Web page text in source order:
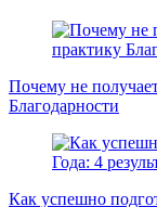
Почему не
Благодарности
Как успешно